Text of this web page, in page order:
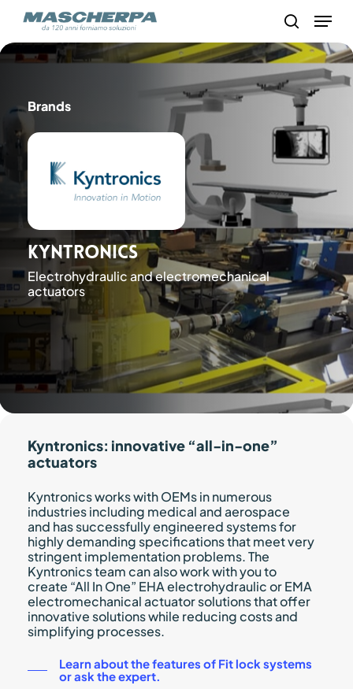
content
Menu
Brands
Kyntronics
Electrohydraulic and electromechanical
actuators
Kyntronics: innovative “all-in-one”
actuators
Kyntronics works with OEMs in numerous
industries including medical and aerospace
and has successfully engineered systems for
highly demanding specifications that meet very
stringent implementation problems. The
Kyntronics team can also work with you to
create “All In One” EHA electrohydraulic or EMA
electromechanical actuator solutions that offer
innovative solutions while reducing costs and
simplifying processes.
Learn about the features of Fit lock systems
or ask the expert.